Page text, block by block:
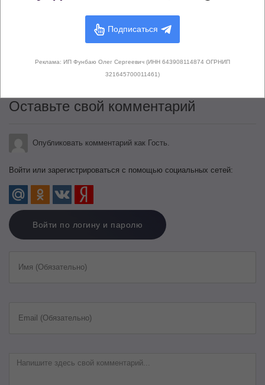
одного комментария
Оставьте свой комментарий
Опубликовать комментарий как Гость.
Войти или зарегистрироваться с помощью социальных сетей:
Войти по логину и паролю
Имя (Обязательно)
Email (Обязательно)
Подписаться
Реклама: ИП Фунбаю Олег Сергеевич (ИНН 643908114874 ОГРНИП
321645700011461)